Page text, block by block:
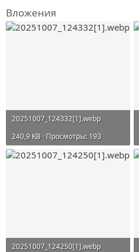
Вложения
20251007_124332[1].webp
240,9 KB · Просмотры: 193
20251007_124250[1].webp